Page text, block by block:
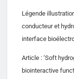
Légende
conducteur et
interface
Article : ‘Soft
biointeractive